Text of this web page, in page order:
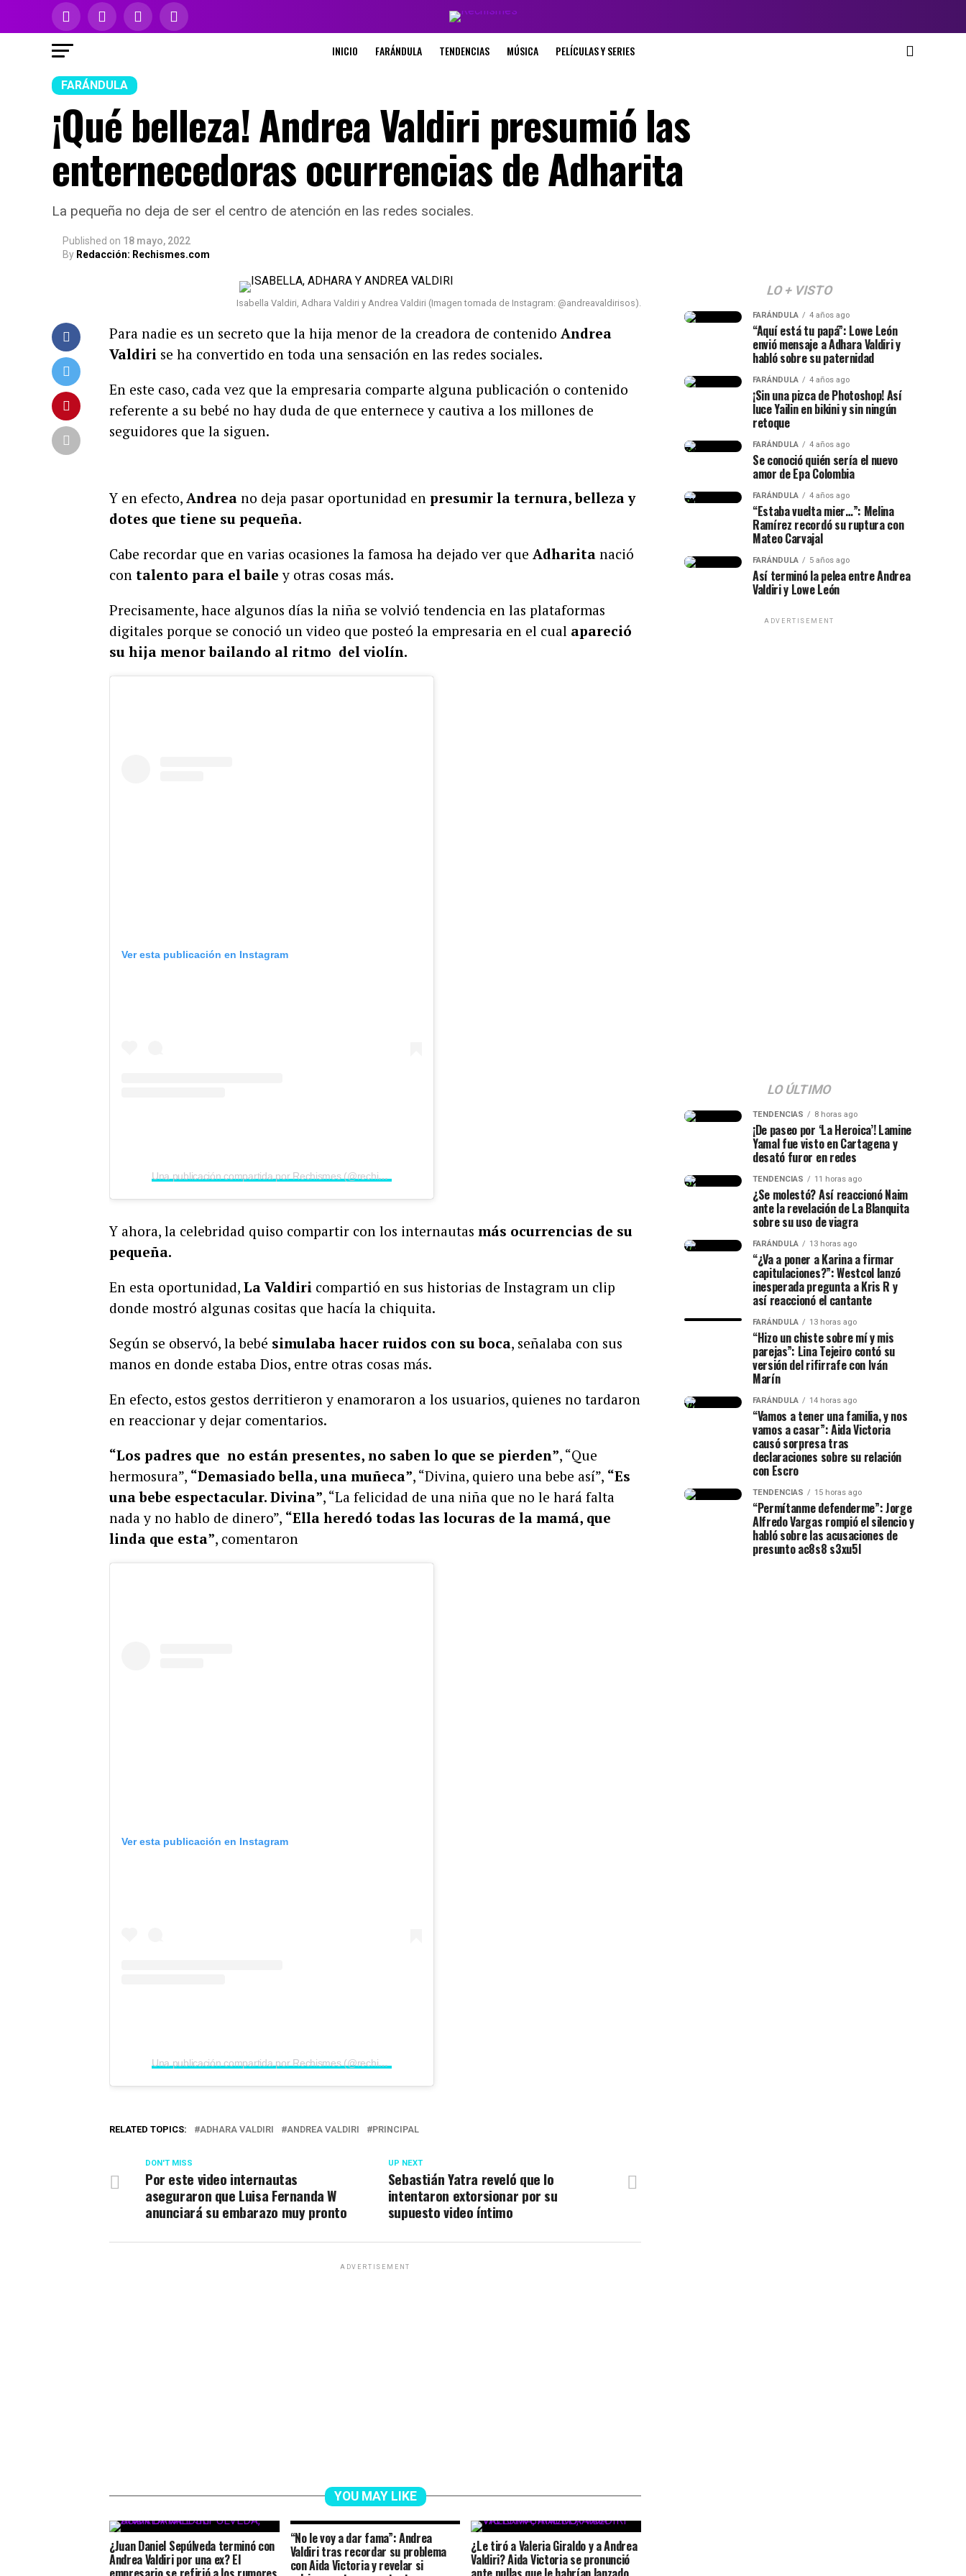
INICIO FARÁNDULA TENDENCIAS MÚSICA PELÍCULAS Y SERIES
FARÁNDULA
¡Qué belleza! Andrea Valdiri presumió las
enternecedoras ocurrencias de Adharita
La pequeña no deja de ser el centro de atención en las redes sociales.
Published on 18 mayo, 2022
By Redacción: Rechismes.com
Isabella Valdiri, Adhara Valdiri y Andrea Valdiri (Imagen tomada de Instagram: @andreavaldirisos).
Para nadie es un secreto que la hija menor de la creadora de contenido Andrea
Valdiri se ha convertido en toda una sensación en las redes sociales.
En este caso, cada vez que la empresaria comparte alguna publicación o contenido
referente a su bebé no hay duda de que enternece y cautiva a los millones de
seguidores que la siguen.
Y en efecto, Andrea no deja pasar oportunidad en presumir la ternura, belleza y
dotes que tiene su pequeña.
Cabe recordar que en varias ocasiones la famosa ha dejado ver que Adharita nació
con talento para el baile y otras cosas más.
Precisamente, hace algunos días la niña se volvió tendencia en las plataformas
digitales porque se conoció un video que posteó la empresaria en el cual apareció
su hija menor bailando al ritmo del violín.
Ver esta publicación en Instagram
Una publicación compartida por Rechismes (@rechismes)
Y ahora, la celebridad quiso compartir con los internautas más ocurrencias de su
pequeña.
En esta oportunidad, La Valdiri compartió en sus historias de Instagram un clip
donde mostró algunas cositas que hacía la chiquita.
Según se observó, la bebé simulaba hacer ruidos con su boca, señalaba con sus
manos en donde estaba Dios, entre otras cosas más.
En efecto, estos gestos derritieron y enamoraron a los usuarios, quienes no tardaron
en reaccionar y dejar comentarios.
“Los padres que no están presentes, no saben lo que se pierden”, “Que
hermosura”, “Demasiado bella, una muñeca”, “Divina, quiero una bebe así”, “Es
una bebe espectacular. Divina”, “La felicidad de una niña que no le hará falta
nada y no hablo de dinero”, “Ella heredó todas las locuras de la mamá, que
linda que esta”, comentaron
Ver esta publicación en Instagram
Una publicación compartida por Rechismes (@rechismes)
RELATED TOPICS: ADHARA VALDIRI ANDREA VALDIRI PRINCIPAL
UP NEXT
Sebastián Yatra reveló que lo
intentaron extorsionar por su
supuesto video íntimo
DON'T MISS
Por este video internautas
aseguraron que Luisa Fernanda W
anunciará su embarazo muy pronto
ADVERTISEMENT
YOU MAY LIKE
¿Juan Daniel Sepúlveda terminó con
Andrea Valdiri por una ex? El
“No le voy a dar fama”: Andrea
Valdiri tras recordar su problema
con Aida Victoria y revelar si
¿Le tiró a Valeria Giraldo y a Andrea
Valdiri? Aida Victoria se pronunció
LO + VISTO
FARÁNDULA 4 años ago
“Aquí está tu papá”: Lowe León
envió mensaje a Adhara Valdiri y
habló sobre su paternidad
FARÁNDULA 4 años ago
¡Sin una pizca de Photoshop! Así
luce Yailin en bikini y sin ningún
retoque
FARÁNDULA 4 años ago
Se conoció quién sería el nuevo
amor de Epa Colombia
FARÁNDULA 4 años ago
“Estaba vuelta mier…”: Melina
Ramírez recordó su ruptura con
Mateo Carvajal
FARÁNDULA 5 años ago
Así terminó la pelea entre Andrea
Valdiri y Lowe León
ADVERTISEMENT
LO ÚLTIMO
TENDENCIAS 8 horas ago
¡De paseo por ‘La Heroica’! Lamine
Yamal fue visto en Cartagena y
desató furor en redes
TENDENCIAS 11 horas ago
¿Se molestó? Así reaccionó Naim
ante la revelación de La Blanquita
sobre su uso de viagra
FARÁNDULA 13 horas ago
“¿Va a poner a Karina a firmar
capitulaciones?”: Westcol lanzó
inesperada pregunta a Kris R y
así reaccionó el cantante
FARÁNDULA 13 horas ago
“Hizo un chiste sobre mí y mis
parejas”: Lina Tejeiro contó su
versión del rifirrafe con Iván
Marín
FARÁNDULA 14 horas ago
“Vamos a tener una familia, y nos
vamos a casar”: Aida Victoria
causó sorpresa tras
declaraciones sobre su relación
con Escro
TENDENCIAS 15 horas ago
“Permítanme defenderme”: Jorge
Alfredo Vargas rompió el silencio y
habló sobre las acusaciones de
presunto ac8s8 s3xu5l